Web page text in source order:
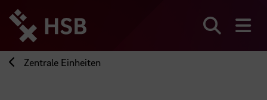
zum
Seiteninhalt
springen
Zentrale Einheiten